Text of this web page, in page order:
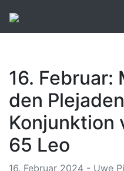
16. Februar:
den
Konjunktion
65 Leo
16. Februar 2024 - Uwe